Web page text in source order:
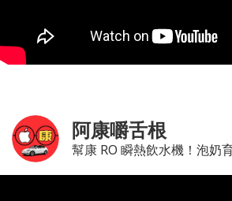
阿康嚼舌根
幫康 RO 瞬熱飲水機！泡奶